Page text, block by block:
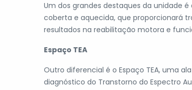
Um dos grandes destaques da unidade
coberta e aquecida, que proporcionará
resultados na reabilitação motora e
Espaço TEA
Outro diferencial é o Espaço TEA, uma
diagnóstico do Transtorno do Espectro